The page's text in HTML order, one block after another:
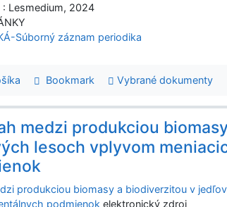
: Lesmedium, 2024
Súborný záznam periodika
Bookmark Vybrané dokumenty
medzi produkciou
lesoch vplyvom
produkciou biomasy a biodiverzitou v
podmienok elektronický zdroj